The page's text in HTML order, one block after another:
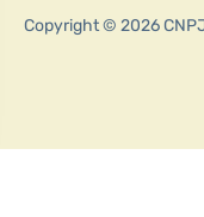
Copyright © 2026